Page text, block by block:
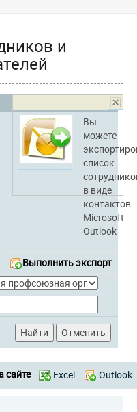
и
Вы
можете
список
в виде
контактов
Microsoft
Outlook
Выполнить экспорт
сайте Excel Outlook